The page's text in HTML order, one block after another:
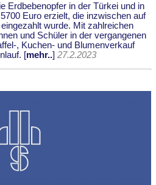
Erdbebenopfer in der Türkei und in
Euro erzielt, die inzwischen auf
wurde. Mit zahlreichen
und Schüler in der vergangenen
, Kuchen- und Blumenverkauf
[mehr..] 27.2.2023